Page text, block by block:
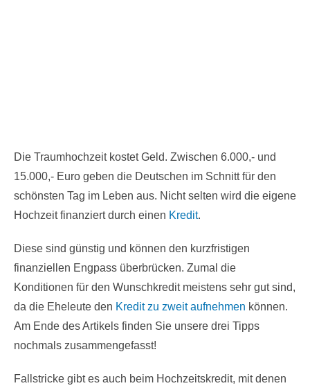
Die Traumhochzeit kostet Geld. Zwischen 6.000,- und
15.000,- Euro geben die Deutschen im Schnitt für den
schönsten Tag im Leben aus. Nicht selten wird die eigene
Hochzeit finanziert durch einen Kredit.
Diese sind günstig und können den kurzfristigen
finanziellen Engpass überbrücken. Zumal die
Konditionen für den Wunschkredit meistens sehr gut sind,
da die Eheleute den Kredit zu zweit aufnehmen können.
Am Ende des Artikels finden Sie unsere drei Tipps
nochmals zusammengefasst!
Fallstricke gibt es auch beim Hochzeitskredit, mit denen